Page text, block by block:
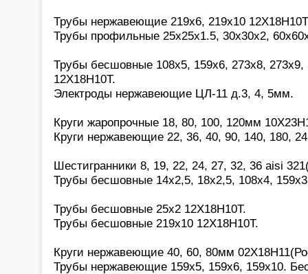
Трубы нержавеющие 219х6, 219х10
Трубы профильные 25х25х1.5, 30х30х2,
Трубы бесшовные 108х5, 159х6, 273х8, 273х9,
12Х18Н10Т.
Электроды нержавеющие ЦЛ-11 д.3, 4, 5мм.
Круги жаропрочные 18, 80, 100, 120мм
Круги нержавеющие 22, 36, 40, 90, 140, 180,
Шестигранники 8, 19, 22, 24, 27, 32, 36 aisi
Трубы бесшовные 14х2,5, 18х2,5, 108х4,
Трубы бесшовные 25х2 12Х18Н10Т.
Трубы бесшовные 219х10 12Х18Н10Т.
Круги нержавеющие 40, 60, 80мм
Трубы нержавеющие 159х5, 159х6, 159х10.